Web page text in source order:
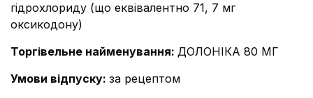
гідрохлориду (що еквівалентно 71, 7 мг
оксикодону)
Торгівельне найменування: ДОЛОНІКА 80 МГ
Умови відпуску: за рецептом